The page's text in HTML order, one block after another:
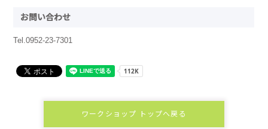
お問い合わせ
Tel.0952-23-7301
ワークショップ トップへ戻る